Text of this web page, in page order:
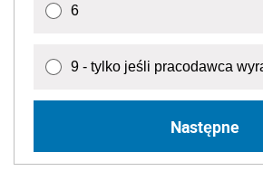
6
9 - tylko jeśli pracodawca
Następne